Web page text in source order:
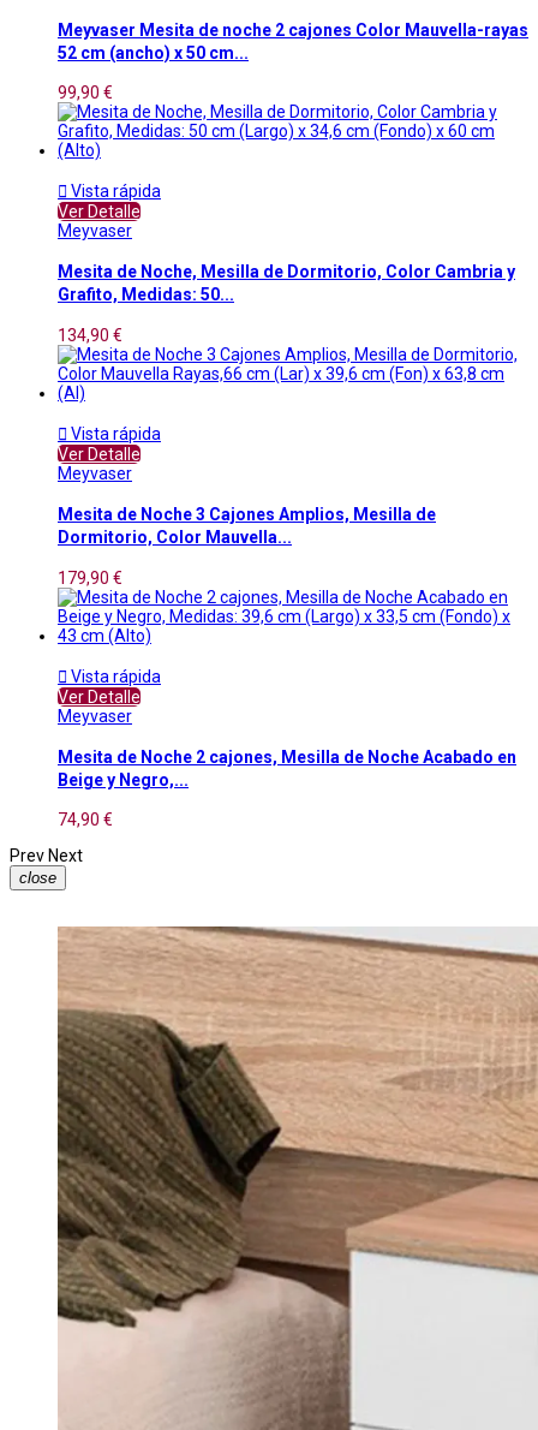
Meyvaser Mesita de noche 2 cajones Color Mauvella-rayas
52 cm (ancho) x 50 cm...
99,90 €
 Vista rápida
Ver Detalle
Meyvaser
Mesita de Noche, Mesilla de Dormitorio, Color Cambria y
Grafito, Medidas: 50...
134,90 €
 Vista rápida
Ver Detalle
Meyvaser
Mesita de Noche 3 Cajones Amplios, Mesilla de
Dormitorio, Color Mauvella...
179,90 €
 Vista rápida
Ver Detalle
Meyvaser
Mesita de Noche 2 cajones, Mesilla de Noche Acabado en
Beige y Negro,...
74,90 €
Prev Next
close